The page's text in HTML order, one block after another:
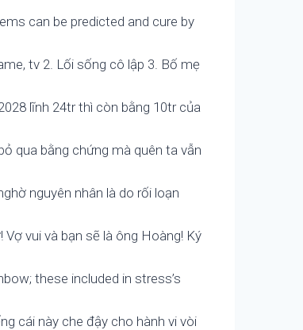
can be predicted and cure by
tv 2. Lối sống cô lập 3. Bố mẹ
lĩnh 24tr thì còn bằng 10tr của
qua bằng chứng mà quên ta vẫn
nguyên nhân là do rối loạn
vui và bạn sẽ là ông Hoàng! Ký
these included in stress’s
cái này che đậy cho hành vi vòi